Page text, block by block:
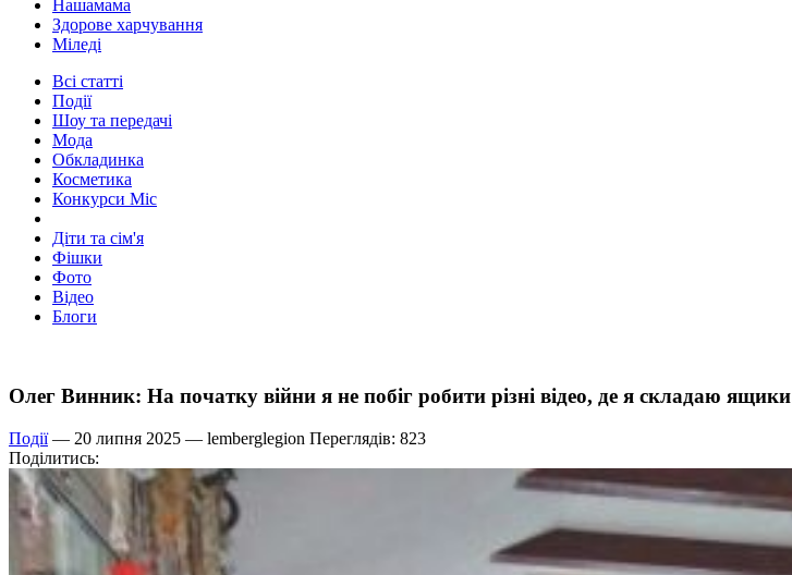
Нашамама
Здорове харчування
Міледі
Всі статті
Події
Шоу та передачі
Мода
Обкладинка
Косметика
Конкурси Міс
Діти та сім'я
Фішки
Фото
Відео
Блоги
Олег Винник: На початку війни я не побіг робити різні відео, де я складаю ящики
Події— 20 липня 2025 — lemberglegion Переглядів: 823
Поділитись: